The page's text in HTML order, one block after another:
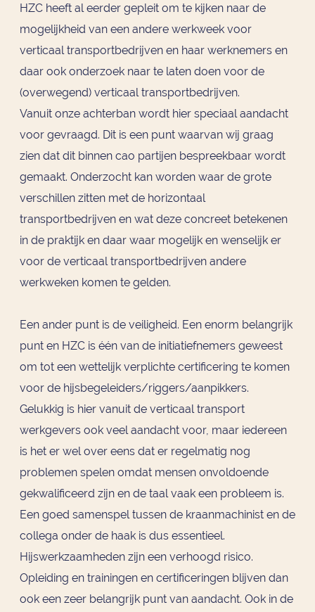
HZC heeft al eerder gepleit om te kijken naar de
mogelijkheid van een andere werkweek voor
verticaal transportbedrijven en haar werknemers en
daar ook onderzoek naar te laten doen voor de
(overwegend) verticaal transportbedrijven.
Vanuit onze achterban wordt hier speciaal aandacht
voor gevraagd. Dit is een punt waarvan wij graag
zien dat dit binnen cao partijen bespreekbaar wordt
gemaakt. Onderzocht kan worden waar de grote
verschillen zitten met de horizontaal
transportbedrijven en wat deze concreet betekenen
in de praktijk en daar waar mogelijk en wenselijk er
voor de verticaal transportbedrijven andere
werkweken komen te gelden.
Een ander punt is de veiligheid. Een enorm belangrijk
punt en HZC is één van de initiatiefnemers geweest
om tot een wettelijk verplichte certificering te komen
voor de hijsbegeleiders/riggers/aanpikkers.
Gelukkig is hier vanuit de verticaal transport
werkgevers ook veel aandacht voor, maar iedereen
is het er wel over eens dat er regelmatig nog
problemen spelen omdat mensen onvoldoende
gekwalificeerd zijn en de taal vaak een probleem is.
Een goed samenspel tussen de kraanmachinist en de
collega onder de haak is dus essentieel.
Hijswerkzaamheden zijn een verhoogd risico.
Opleiding en trainingen en certificeringen blijven dan
ook een zeer belangrijk punt van aandacht. Ook in de